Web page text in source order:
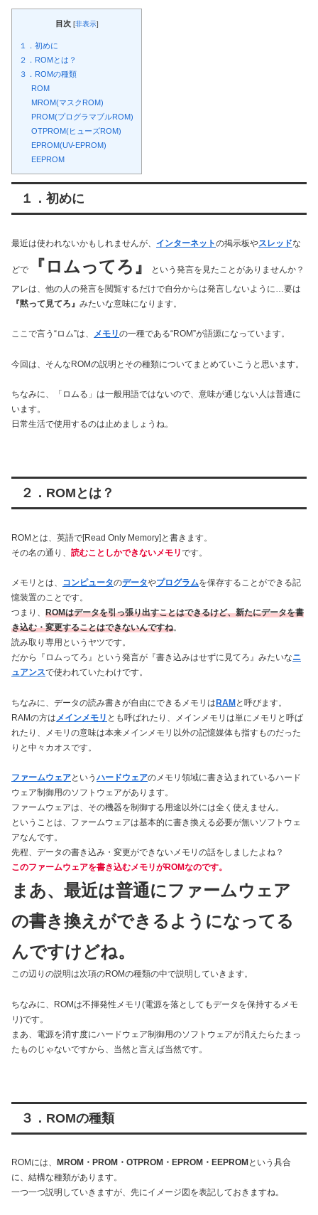
目次 [非表示]
１．初めに
２．ROMとは？
３．ROMの種類
ROM
MROM(マスクROM)
PROM(プログラマブルROM)
OTPROM(ヒューズROM)
EPROM(UV-EPROM)
EEPROM
１．初めに
最近は使われないかもしれませんが、 インターネットの掲示板やスレッドな
どで 『ロムってろ』
という発言を見たことがありませんか？
アレは、他の人の発言を閲覧するだけで自分からは発言しないように…要は
『黙って見てろ』 みたいな意味になります。
ここで言う“ロム”は、 メモリの一種である“ROM”が語源になっています。
今回は、そんなROMの説明とその種類についてまとめていこうと思います。
ちなみに、「ロムる」は一般用語ではないので、意味が通じない人は普通に
います。
日常生活で使用するのは止めましょうね。
２．ROMとは？
ROMとは、英語で[Read Only Memory]と書きます。
その名の通り、 読むことしかできないメモリです。
メモリとは、 コンピュータのデータやプログラムを保存することができる記
憶装置のことです。
つまり、 ROMはデータを引っ張り出すことはできるけど、新たにデータを書
き込む・変更することはできないんですね。
読み取り専用というヤツです。
だから『ロムってろ』という発言が『書き込みはせずに見てろ』みたいなニ
ュアンスで使われていたわけです。
ちなみに、データの読み書きが自由にできるメモリはRAMと呼びます。
RAMの方はメインメモリ とも呼ばれたり、メインメモリは単にメモリと呼ば
れたり、メモリの意味は本来メインメモリ以外の記憶媒体も指すものだった
りと中々カオスです。
ファームウェアという ハードウェアのメモリ領域に書き込まれているハード
ウェア制御用のソフトウェアがあります。
ファームウェアは、その機器を制御する用途以外には全く使えません。
ということは、ファームウェアは基本的に書き換える必要が無いソフトウェ
アなんです。
先程、データの書き込み・変更ができないメモリの話をしましたよね？
このファームウェアを書き込むメモリがROMなのです。
まあ、最近は普通にファームウェア
の書き換えができるようになってる
んですけどね。
この辺りの説明は次項のROMの種類の中で説明していきます。
ちなみに、ROMは不揮発性メモリ(電源を落としてもデータを保持するメモ
リ)です。
まあ、電源を消す度にハードウェア制御用のソフトウェアが消えたらたまっ
たものじゃないですから、当然と言えば当然です。
３．ROMの種類
ROMには、 MROM・PROM・OTPROM・EPROM・EEPROM という具合
に、結構な種類があります。
一つ一つ説明していきますが、先にイメージ図を表記しておきますね。